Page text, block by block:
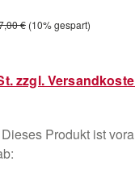
Preis:
€ (10% gespart)
zzgl.
Produkt ist